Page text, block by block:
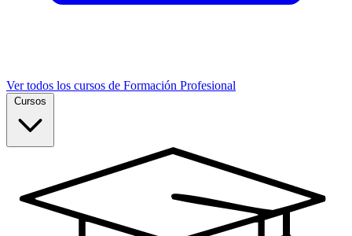
Ver todos los cursos de Formación Profesional
Cursos